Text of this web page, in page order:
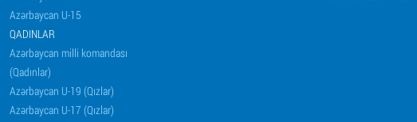
Azərbaycan U-15
QADINLAR
Azərbaycan milli komandası
(Qadınlar)
Azərbaycan U-19 (Qızlar)
Azərbaycan U-17 (Qızlar)